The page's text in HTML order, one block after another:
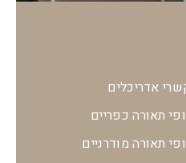
אדריכלים
תאורה כפריים
תאורה מודרניים